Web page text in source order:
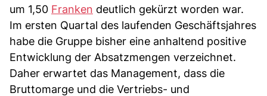
um 1,50 Franken deutlich gekürzt worden war.
Im ersten Quartal des laufenden Geschäftsjahres
habe die Gruppe bisher eine anhaltend positive
Entwicklung der Absatzmengen verzeichnet.
Daher erwartet das Management, dass die
Bruttomarge und die Vertriebs- und